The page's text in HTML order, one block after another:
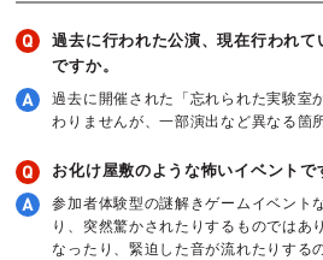
過去に行われた公演、現在行われ
ですか。
過去に開催された「忘れられた実験室
わりませんが、一部演出など異なる箇
お化け屋敷のような怖いイベントで
参加者体験型の謎解きゲームイベント
り、突然驚かされたりするものではあ
なったり、緊迫した音が流れたりする